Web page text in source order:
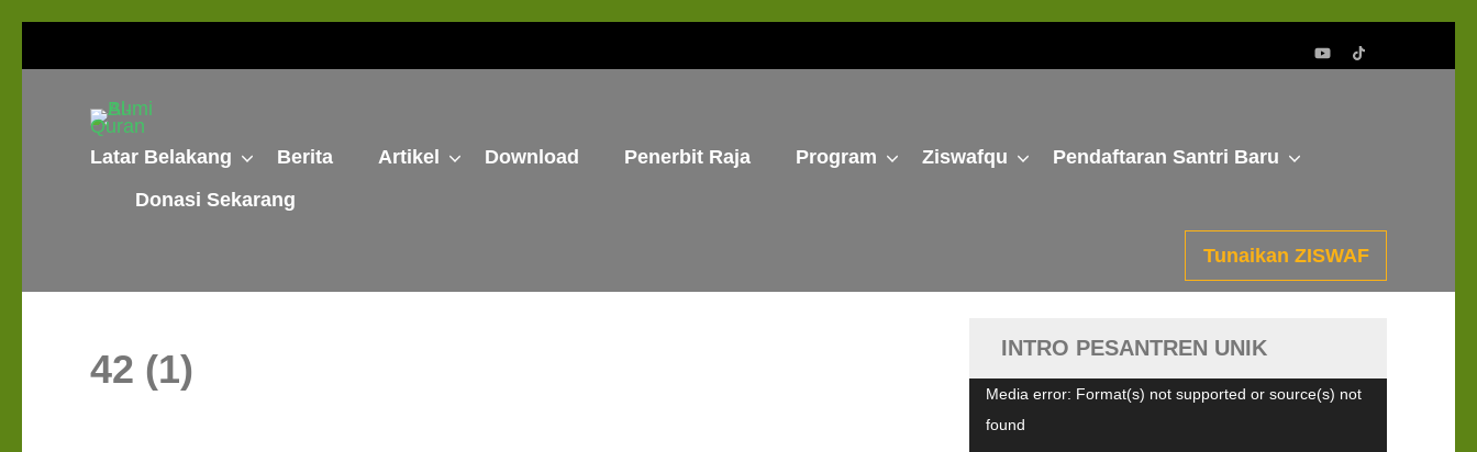
ke
Latar Belakang Berita Artikel Download Penerbit Raja Program Ziswafqu
Pendaftaran Santri Baru
Donasi Sekarang
Tunaikan ZISWAF
42 (1) INTRO PESANTREN UNIK
Pemutar
Video
Media error: Format(s) not supported or source(s) not
found